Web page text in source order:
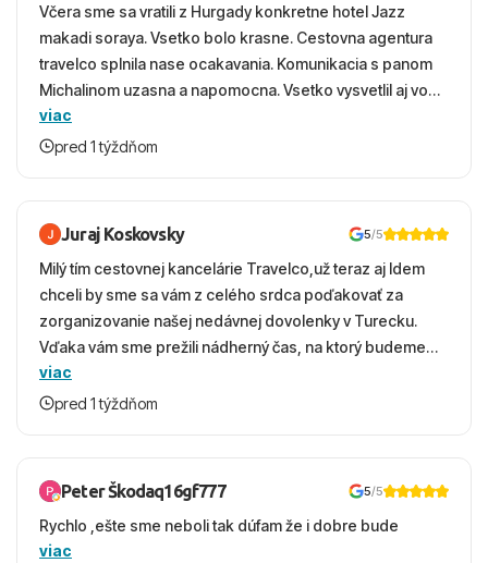
Včera sme sa vratili z Hurgady konkretne hotel Jazz
makadi soraya. Vsetko bolo krasne. Cestovna agentura
travelco splnila nase ocakavania. Komunikacia s panom
Michalinom uzasna a napomocna. Vsetko vysvetlil aj vo
vecernych hodinach zaco sa ospravedlnujem. Hotel
krasny, cisty. Sluzby top. Strava, prostredie, more,
viac
pred 1 týždňom
Juraj Koskovsky 5/5
Milý tím cestovnej kancelárie Travelco,už teraz aj Idem
chceli by sme sa vám z celého srdca poďakovať za
zorganizovanie našej nedávnej dovolenky v Turecku.
Vďaka vám sme prežili nádherný čas, na ktorý budeme
ešte dlho s úsmevom spomínať. ​Všetko prebehlo
absolútne hladko – od prvotného výberu zájazdu, cez
bola to trefa do čierneho! ​Čo nás dostalo najviac: ​Skvelé
služby a personál: Vždy usmievaví, ochotní a starostliví
ľudia. ​Gastro zážitok: Výborné, pestré a čerstvé jedlo
počas celého dňa. ​Areál a pláž: Nádherné, čisté
viac
pred 1 týždňom
Peter Škodaq16gf777 5/5
Rychlo ,ešte sme neboli tak dúfam že i dobre bude
viac